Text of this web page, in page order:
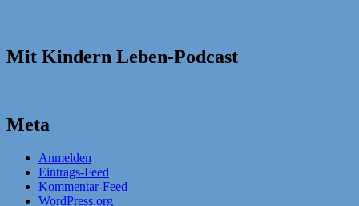
Mit Kindern Leben-Podcast
Meta
Anmelden
Eintrags-Feed
Kommentar-Feed
WordPress.org